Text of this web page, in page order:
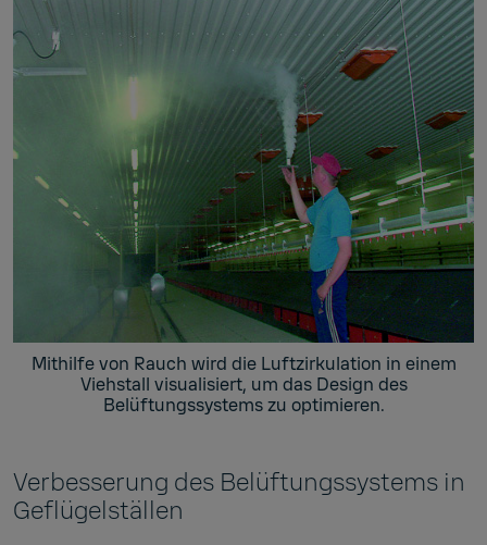
Mithilfe von Rauch wird die Luftzirkulation in einem
Viehstall visualisiert, um das Design des
Belüftungssystems zu optimieren.
Verbesserung des Belüftungssystems in
Geflügelställen